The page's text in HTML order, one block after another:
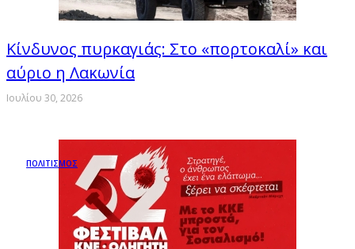
Κίνδυνος πυρκαγιάς: Στο «πορτοκαλί» και
αύριο η Λακωνία
Ιουλίου 30, 2026
ΠΟΛΙΤΙΣΜΟΣ